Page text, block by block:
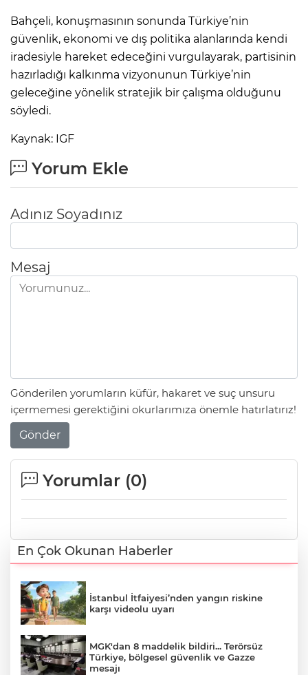
Bahçeli, konuşmasının sonunda Türkiye’nin
güvenlik, ekonomi ve dış politika alanlarında kendi
iradesiyle hareket edeceğini vurgulayarak, partisinin
hazırladığı kalkınma vizyonunun Türkiye’nin
geleceğine yönelik stratejik bir çalışma olduğunu
söyledi.
Kaynak: IGF
Yorum Ekle
Adınız Soyadınız
Mesaj
Gönderilen yorumların küfür, hakaret ve suç unsuru
içermemesi gerektiğini okurlarımıza önemle hatırlatırız!
Gönder
Yorumlar (0)
En Çok Okunan Haberler
İstanbul İtfaiyesi’nden yangın riskine
karşı videolu uyarı
MGK'dan 8 maddelik bildiri... Terörsüz
Türkiye, bölgesel güvenlik ve Gazze
mesajı